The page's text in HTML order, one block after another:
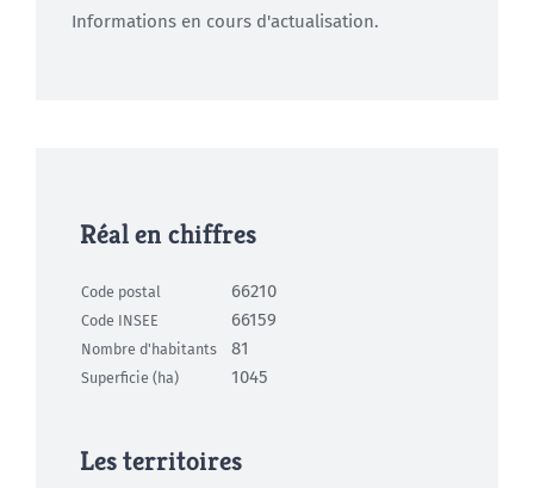
Informations en cours d'actualisation.
Réal en chiffres
Code postal 66210
Code INSEE 66159
Nombre d'habitants 81
Superficie (ha) 1045
Les territoires